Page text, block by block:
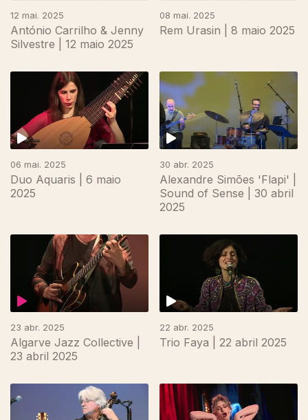
12 mai. 2025
António Carrilho & Jenny
Silvestre | 12 maio 2025
08 mai. 2025
Rem Urasin | 8 maio 2025
06 mai. 2025
Duo Aquaris | 6 maio
2025
30 abr. 2025
Alexandre Simões 'Flapi' |
Sound of Sense | 30 abril
2025
23 abr. 2025
Algarve Jazz Collective |
23 abril 2025
22 abr. 2025
Trio Faya | 22 abril 2025